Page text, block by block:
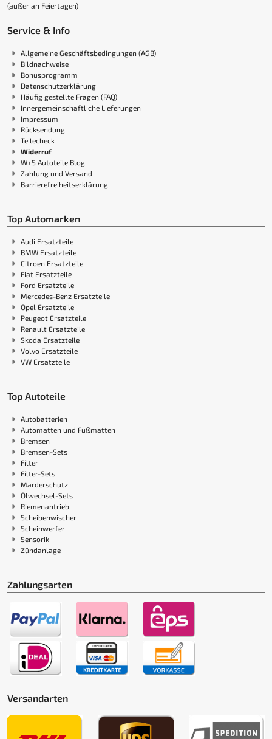
(außer an Feiertagen)
Service & Info
Allgemeine Geschäftsbedingungen (AGB)
Bildnachweise
Bonusprogramm
Datenschutzerklärung
Häufig gestellte Fragen (FAQ)
Innergemeinschaftliche Lieferungen
Impressum
Rücksendung
Teilecheck
Widerruf
W+S Autoteile Blog
Zahlung und Versand
Barrierefreiheitserklärung
Top Automarken
Audi Ersatzteile
BMW Ersatzteile
Citroen Ersatzteile
Fiat Ersatzteile
Ford Ersatzteile
Mercedes-Benz Ersatzteile
Opel Ersatzteile
Peugeot Ersatzteile
Renault Ersatzteile
Skoda Ersatzteile
Volvo Ersatzteile
VW Ersatzteile
Top Autoteile
Autobatterien
Automatten und Fußmatten
Bremsen
Bremsen-Sets
Filter
Filter-Sets
Marderschutz
Ölwechsel-Sets
Riemenantrieb
Scheibenwischer
Scheinwerfer
Sensorik
Zündanlage
Zahlungsarten
Versandarten